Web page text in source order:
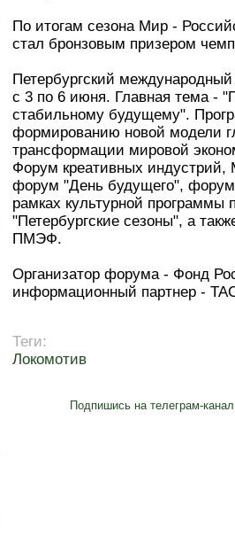
По итогам сезона Мир -
стал бронзовым призером
Петербургский
с 3 по 6 июня. Главная тема -
стабильному будущему".
формированию новой модели
трансформации мировой
Форум креативных
форум "День будущего", форум
рамках культурной программы
"Петербургские сезоны", а
ПМЭФ.
Организатор форума - Фонд
информационный партнер -
Теги:
Локомотив
Подпишись на телеграм-